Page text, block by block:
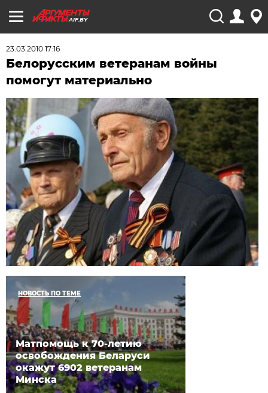
AIF.BY
23.03.2010 17:16
Белорусским ветеранам войны
помогут материально
НОВОСТЬ ПО ТЕМЕ
Матпомощь к 70-летию
освобождения Беларуси
окажут 6902 ветеранам
Минска